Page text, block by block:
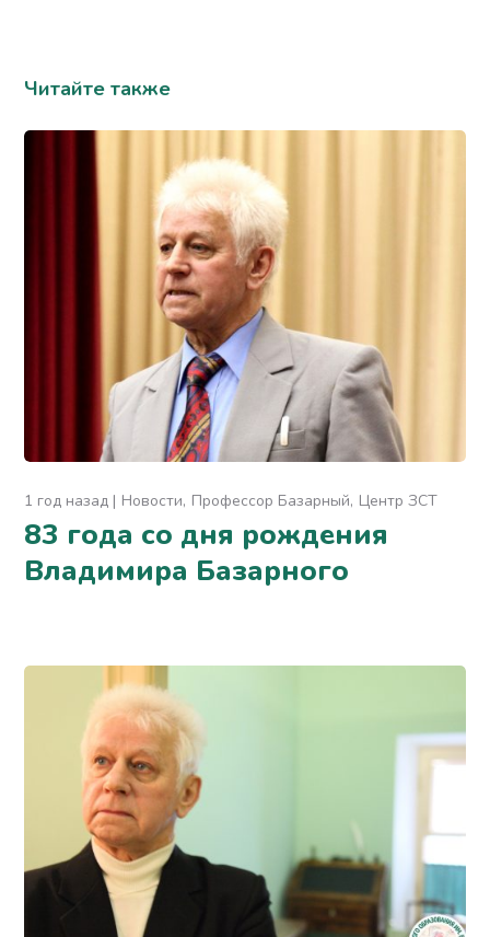
Читайте также
1 год назад Новости Профессор Базарный Центр ЗСТ
83 года со дня рождения
Владимира Базарного